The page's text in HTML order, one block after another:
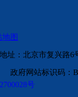
地图
地址：北京市复兴路6
府网站标识码
号